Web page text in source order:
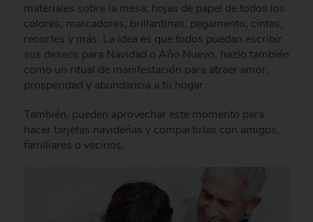
materiales sobre la mesa; hojas de papel de todos los
colores, marcadores, brillantinas, pegamento, cintas,
recortes y más. La idea es que todos puedan escribir
sus deseos para Navidad o Año Nuevo, hazlo también
como un ritual de manifestación para atraer amor,
prosperidad y abundancia a tu hogar.
También, pueden aprovechar este momento para
hacer tarjetas navideñas y compartirlas con amigos,
familiares o vecinos.